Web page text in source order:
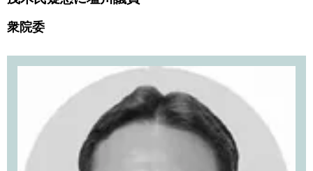
衆院委